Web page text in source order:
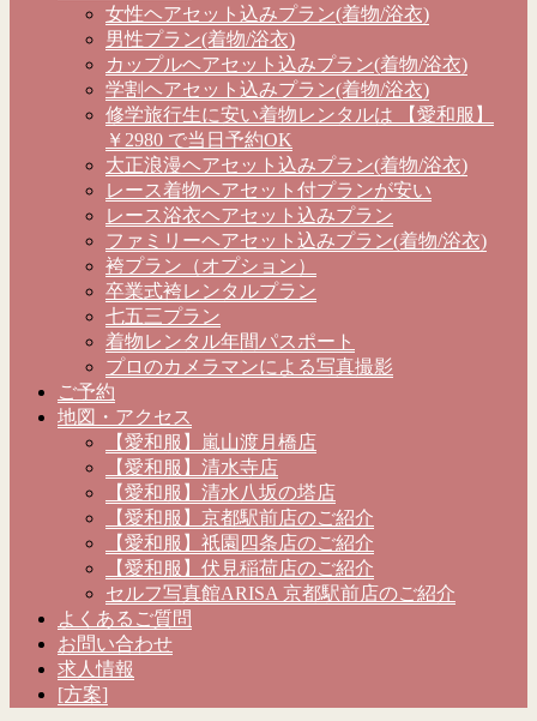
女性ヘアセット込みプラン(着物/浴衣)
男性プラン(着物/浴衣)
カップルヘアセット込みプラン(着物/浴衣)
学割ヘアセット込みプラン(着物/浴衣)
修学旅行生に安い着物レンタルは 【愛和服】
￥2980 で当日予約OK
大正浪漫ヘアセット込みプラン(着物/浴衣)
レース着物ヘアセット付プランが安い
レース浴衣ヘアセット込みプラン
ファミリーヘアセット込みプラン(着物/浴衣)
袴プラン（オプション）
卒業式袴レンタルプラン
七五三プラン
着物レンタル年間パスポート
プロのカメラマンによる写真撮影
ご予約
地図・アクセス
【愛和服】嵐山渡月橋店
【愛和服】清水寺店
【愛和服】清水八坂の塔店
【愛和服】京都駅前店のご紹介
【愛和服】祇園四条店のご紹介
【愛和服】伏見稲荷店のご紹介
セルフ写真館ARISA 京都駅前店のご紹介
よくあるご質問
お問い合わせ
求人情報
[方案]